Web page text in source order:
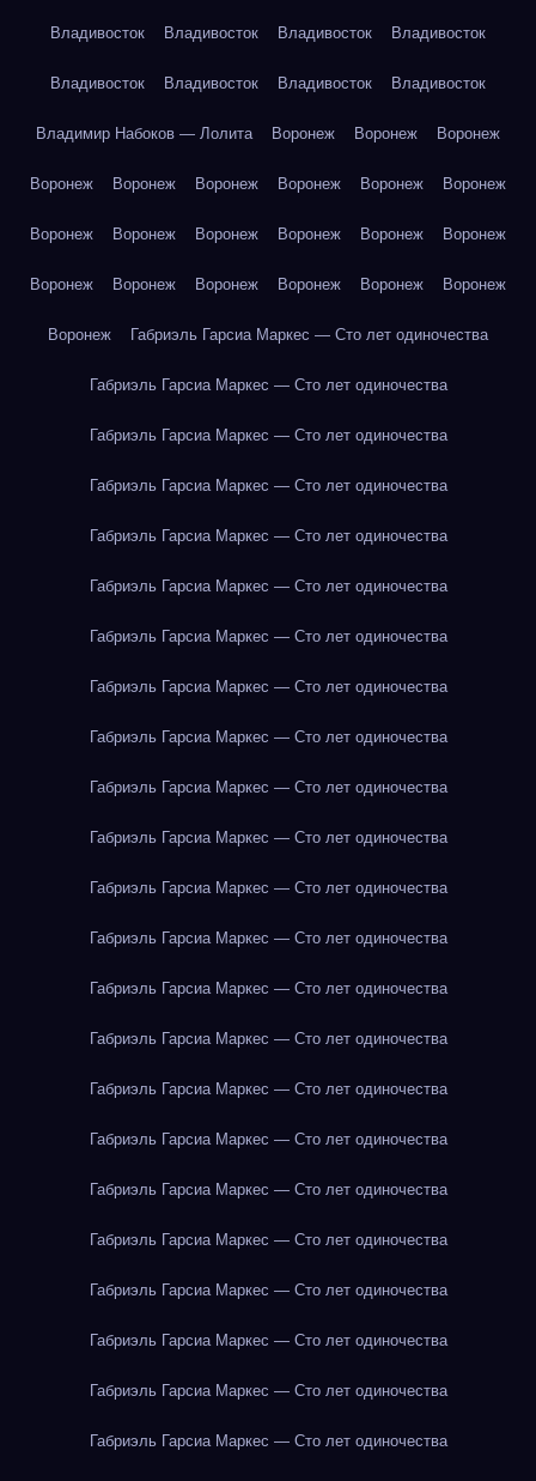
Владивосток Владивосток Владивосток Владивосток
Владивосток Владивосток Владивосток Владивосток
Владимир Набоков — Лолита Воронеж Воронеж Воронеж
Воронеж Воронеж Воронеж Воронеж Воронеж Воронеж
Воронеж Воронеж Воронеж Воронеж Воронеж Воронеж
Воронеж Воронеж Воронеж Воронеж Воронеж Воронеж
Воронеж Габриэль Гарсиа Маркес — Сто лет одиночества
Габриэль Гарсиа Маркес — Сто лет одиночества
Габриэль Гарсиа Маркес — Сто лет одиночества
Габриэль Гарсиа Маркес — Сто лет одиночества
Габриэль Гарсиа Маркес — Сто лет одиночества
Габриэль Гарсиа Маркес — Сто лет одиночества
Габриэль Гарсиа Маркес — Сто лет одиночества
Габриэль Гарсиа Маркес — Сто лет одиночества
Габриэль Гарсиа Маркес — Сто лет одиночества
Габриэль Гарсиа Маркес — Сто лет одиночества
Габриэль Гарсиа Маркес — Сто лет одиночества
Габриэль Гарсиа Маркес — Сто лет одиночества
Габриэль Гарсиа Маркес — Сто лет одиночества
Габриэль Гарсиа Маркес — Сто лет одиночества
Габриэль Гарсиа Маркес — Сто лет одиночества
Габриэль Гарсиа Маркес — Сто лет одиночества
Габриэль Гарсиа Маркес — Сто лет одиночества
Габриэль Гарсиа Маркес — Сто лет одиночества
Габриэль Гарсиа Маркес — Сто лет одиночества
Габриэль Гарсиа Маркес — Сто лет одиночества
Габриэль Гарсиа Маркес — Сто лет одиночества
Габриэль Гарсиа Маркес — Сто лет одиночества
Габриэль Гарсиа Маркес — Сто лет одиночества